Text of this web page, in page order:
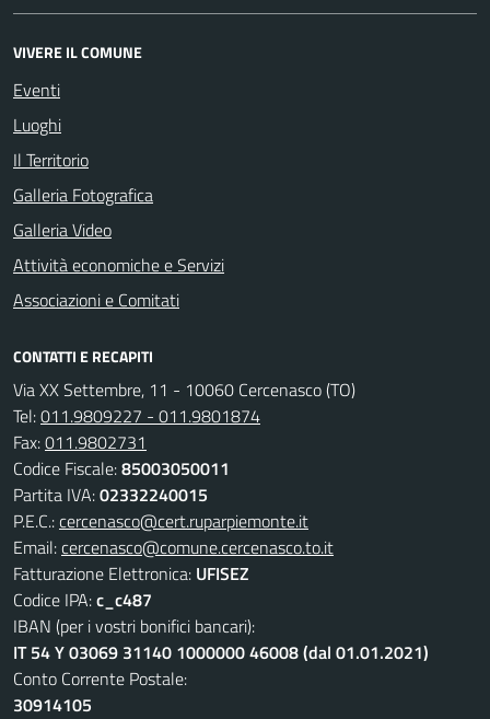
VIVERE IL COMUNE
Eventi
Luoghi
Il Territorio
Galleria Fotografica
Galleria Video
Attività economiche e Servizi
Associazioni e Comitati
CONTATTI E RECAPITI
Via XX Settembre, 11 - 10060 Cercenasco (TO)
Tel:011.9809227 - 011.9801874
Fax:011.9802731
Codice Fiscale:85003050011
Partita IVA:02332240015
P.E.C.:cercenasco@cert.ruparpiemonte.it
Email:cercenasco@comune.cercenasco.to.it
Fatturazione Elettronica: UFISEZ
Codice IPA:c_c487
IBAN (per i vostri bonifici bancari):
IT 54 Y 03069 31140 1000000 46008 (dal 01.01.2021)
Conto Corrente Postale:
30914105